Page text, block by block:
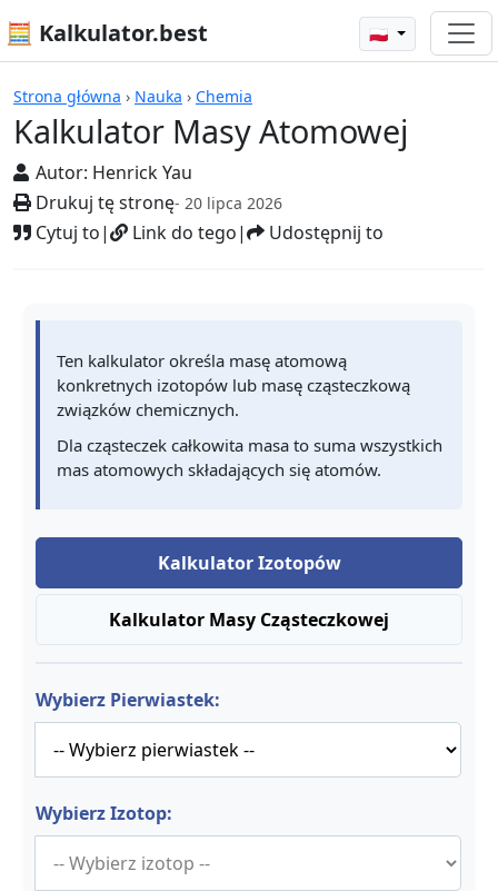
🧮 Kalkulator.best 🇵🇱
Strona główna › Nauka › Chemia
Kalkulator Masy Atomowej
Autor: Henrick Yau
Drukuj tę stronę- 20 lipca 2026
Cytuj to| Link do tego| Udostępnij to
Kalkulatory
Ten kalkulator określa masę atomową
konkretnych izotopów lub masę cząsteczkową
związków chemicznych.
Dla cząsteczek całkowita masa to suma wszystkich
mas atomowych składających się atomów.
Kalkulator Izotopów
Kalkulator Masy Cząsteczkowej
Wybierz Pierwiastek:
Wybierz Izotop: